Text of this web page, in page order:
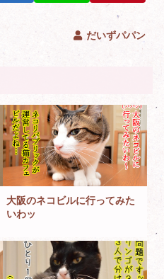
だいずパパン
大阪のネコビルに行ってみた
いわッ